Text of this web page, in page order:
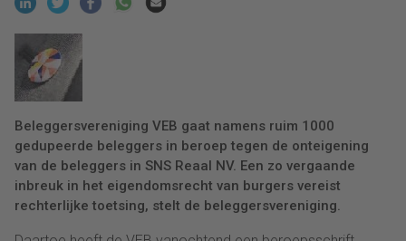
Beleggersvereniging VEB gaat namens ruim 1000
gedupeerde beleggers in beroep tegen de onteigening
van de beleggers in SNS Reaal NV. Een zo vergaande
inbreuk in het eigendomsrecht van burgers vereist
rechterlijke toetsing, stelt de beleggersvereniging.